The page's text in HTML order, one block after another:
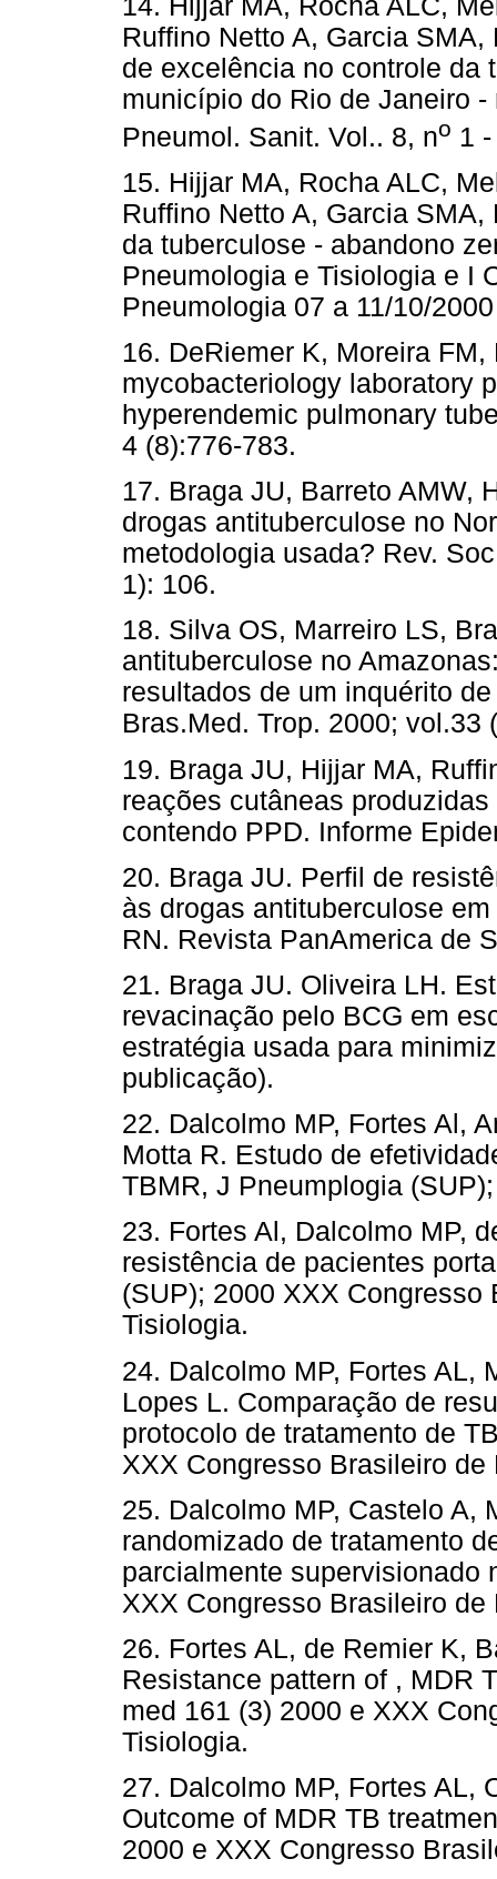
Ruffino Netto A, Garcia
de excelência no controle da
município do Rio de Janeiro
Pneumol. Sanit. Vol.. 8, no 1
15. Hijjar MA, Rocha ALC,
Ruffino Netto A, Garcia
da tuberculose - abandono
Pneumologia e Tisiologia e I
Pneumologia 07 a 11/10/
16. DeRiemer K, Moreira
mycobacteriology laboratory
hyperendemic pulmonary
4 (8):776-783.
17. Braga JU, Barreto AMW,
drogas antituberculose no
metodologia usada? Rev.
1): 106.
18. Silva OS, Marreiro LS,
antituberculose no
resultados de um inquérito
Bras.Med. Trop. 2000; vol.33
19. Braga JU, Hijjar MA,
reações cutâneas
contendo PPD. Informe
20. Braga JU. Perfil de
às drogas antituberculose
RN. Revista PanAmerica de
21. Braga JU. Oliveira LH.
revacinação pelo BCG em
estratégia usada para
publicação).
22. Dalcolmo MP, Fortes Al,
Motta R. Estudo de
TBMR, J Pneumplogia
23. Fortes Al, Dalcolmo MP,
resistência de pacientes
(SUP); 2000 XXX
Tisiologia.
24. Dalcolmo MP, Fortes AL,
Lopes L. Comparação de
protocolo de tratamento de
XXX Congresso Brasileiro
25. Dalcolmo MP, Castelo A,
randomizado de tratamento
parcialmente supervisionado
XXX Congresso Brasileiro
26. Fortes AL, de Remier K,
Resistance pattern of , MDR
med 161 (3) 2000 e XXX
Tisiologia.
27. Dalcolmo MP, Fortes AL,
Outcome of MDR TB
2000 e XXX Congresso